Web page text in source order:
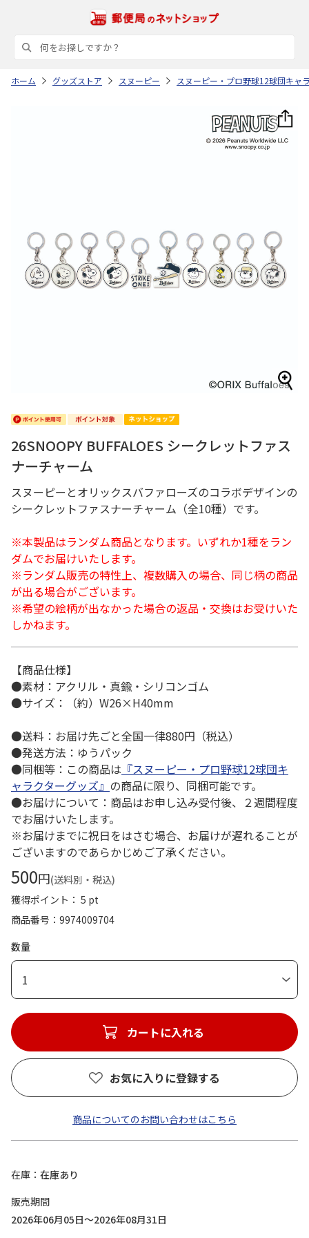
ホーム グッズストア スヌーピー スヌーピー・プロ野球12球団キャ
26SNOOPY BUFFALOES シークレットファス
ナーチャーム
スヌーピーとオリックスバファローズのコラボデザインの
シークレットファスナーチャーム（全10種）です。
※本製品はランダム商品となります。いずれか1種をラン
ダムでお届けいたします。
※ランダム販売の特性上、複数購入の場合、同じ柄の商品
が出る場合がございます。
※希望の絵柄が出なかった場合の返品・交換はお受けいた
しかねます。
【商品仕様】
●素材：アクリル・真鍮・シリコンゴム
●サイズ：（約）W26×H40mm
●送料：お届け先ごと全国一律880円（税込）
●発送方法：ゆうパック
●同梱等：この商品は 『スヌーピー・プロ野球12球団キ
ャラクターグッズ』 の商品に限り、同梱可能です。
●お届けについて：商品はお申し込み受付後、２週間程度
でお届けいたします。
※お届けまでに祝日をはさむ場合、お届けが遅れることが
ございますのであらかじめご了承ください。
500円(送料別・税込)
獲得ポイント： 5 pt
商品番号
9974009704
数量
1
カートに入れる
お気に入りに登録する
商品についてのお問い合わせはこちら
在庫
在庫あり
販売期間
2026年06月05日～2026年08月31日